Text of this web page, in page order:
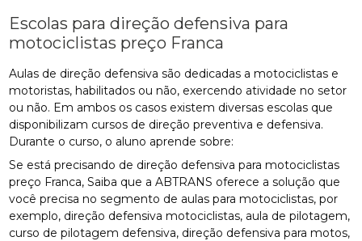
Escolas para direção defensiva para
motociclistas preço Franca
Aulas de direção defensiva são dedicadas a motociclistas e
motoristas, habilitados ou não, exercendo atividade no setor
ou não. Em ambos os casos existem diversas escolas que
disponibilizam cursos de direção preventiva e defensiva.
Durante o curso, o aluno aprende sobre:
Se está precisando de direção defensiva para motociclistas
preço Franca, Saiba que a ABTRANS oferece a solução que
você precisa no segmento de aulas para motociclistas, por
exemplo, direção defensiva motociclistas, aula de pilotagem,
curso de pilotagem defensiva, direção defensiva para motos,